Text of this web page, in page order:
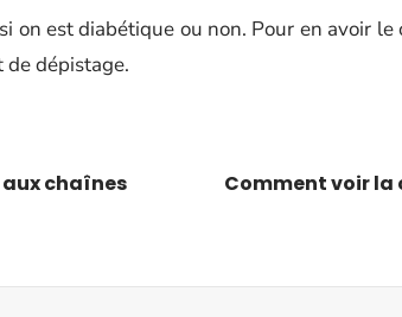
on est diabétique ou non. Pour en avoir
dépistage.
chaînes
Comment voir